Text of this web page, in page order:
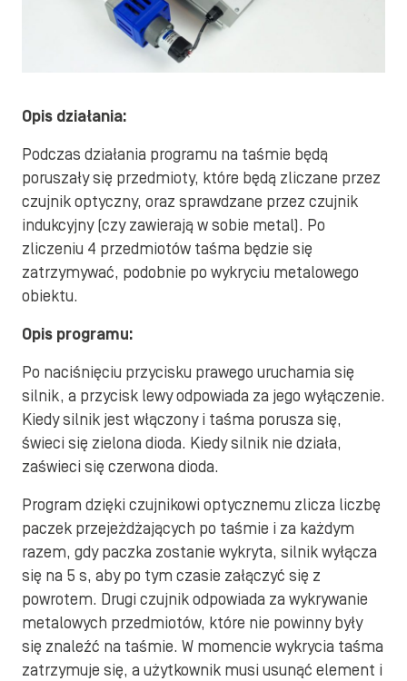
Opis działania:
Podczas działania programu na taśmie będą
poruszały się przedmioty, które będą zliczane przez
czujnik optyczny, oraz sprawdzane przez czujnik
indukcyjny (czy zawierają w sobie metal). Po
zliczeniu 4 przedmiotów taśma będzie się
zatrzymywać, podobnie po wykryciu metalowego
obiektu.
Opis programu:
Po naciśnięciu przycisku prawego uruchamia się
silnik, a przycisk lewy odpowiada za jego wyłączenie.
Kiedy silnik jest włączony i taśma porusza się,
świeci się zielona dioda. Kiedy silnik nie działa,
zaświeci się czerwona dioda.
Program dzięki czujnikowi optycznemu zlicza liczbę
paczek przejeżdżających po taśmie i za każdym
razem, gdy paczka zostanie wykryta, silnik wyłącza
się na 5 s, aby po tym czasie załączyć się z
powrotem. Drugi czujnik odpowiada za wykrywanie
metalowych przedmiotów, które nie powinny były
się znaleźć na taśmie. W momencie wykrycia taśma
zatrzymuje się, a użytkownik musi usunąć element i